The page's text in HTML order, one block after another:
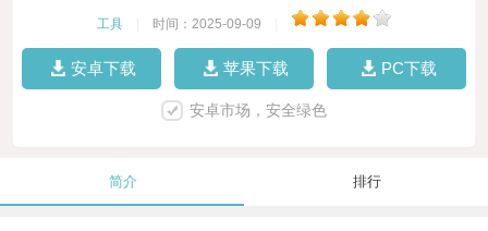
工具 时间：2025-09-09
安卓下载 苹果下载 PC下载
安卓市场，安全绿色
简介 排行